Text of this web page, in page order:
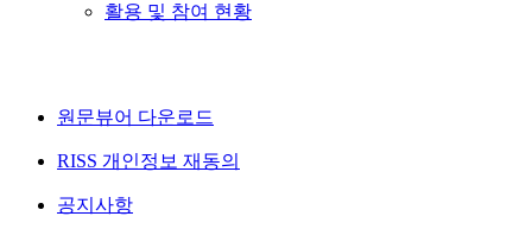
활용 및 참여 현황
원문뷰어 다운로드
RISS 개인정보 재동의
공지사항